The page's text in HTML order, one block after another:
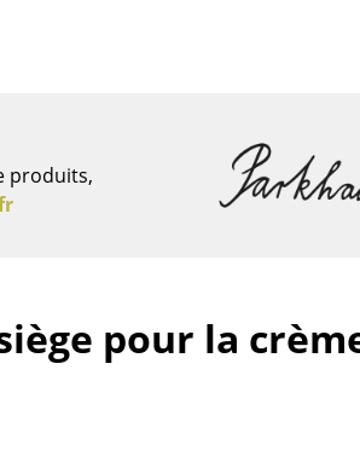
produits,
pour la